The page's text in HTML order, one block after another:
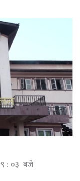
: ०३ बजे